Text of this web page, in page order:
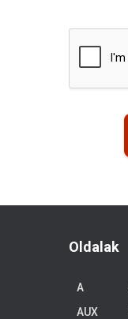
Oldalak
A
AUX